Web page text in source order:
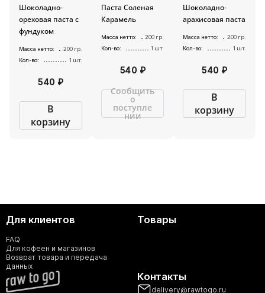
Шоколадно-
ореховая паста с
фундуком
Масса нетто:
200 гр.
Кол-во:
1 шт.
540 ₽
В
корзину
Паста Соленая
Карамель
Масса нетто:
200 гр.
Кол-во:
1 шт.
540 ₽
Сообщить
о
поступле
нии
Шоколадно-
арахисовая паста
Масса нетто:
200 гр.
Кол-во:
1 шт.
540 ₽
В
корзину
Для клиентов
FAQ
Для кофеен и магазинов
Возврат товара и передача
данных
Товары
Контакты
delivery@rawtogo.ru